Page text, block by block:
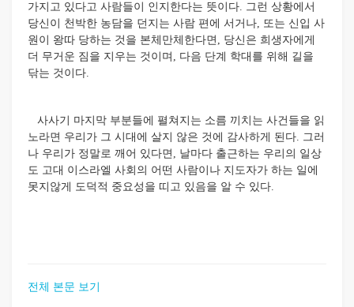
가지고 있다고 사람들이 인지한다는 뜻이다. 그런 상황에서
당신이 천박한 농담을 던지는 사람 편에 서거나, 또는 신입 사
원이 왕따 당하는 것을 본체만체한다면, 당신은 희생자에게
더 무거운 짐을 지우는 것이며, 다음 단계 학대를 위해 길을
닦는 것이다.
사사기 마지막 부분들에 펼쳐지는 소름 끼치는 사건들을 읽
노라면 우리가 그 시대에 살지 않은 것에 감사하게 된다. 그러
나 우리가 정말로 깨어 있다면, 날마다 출근하는 우리의 일상
도 고대 이스라엘 사회의 어떤 사람이나 지도자가 하는 일에
못지않게 도덕적 중요성을 띠고 있음을 알 수 있다.
전체 본문 보기